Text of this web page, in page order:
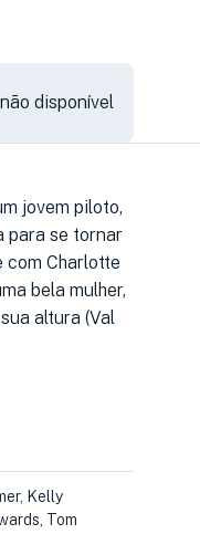
disponível
jovem piloto,
para se tornar
com Charlotte
bela mulher,
altura (Val
Kelly
Tom